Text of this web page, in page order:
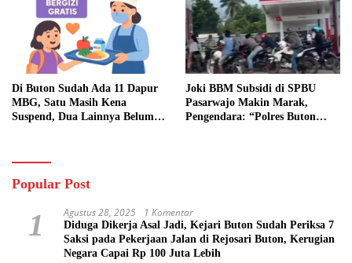
Di Buton Sudah Ada 11 Dapur
MBG, Satu Masih Kena
Suspend, Dua Lainnya Belum
Joki BBM Subsidi di SPBU
Pasarwajo Makin Marak,
Pengendara: “Polres Buton
Popular Post
1 Agustus 28, 2025 1 Komentar
Diduga Dikerja Asal Jadi, Kejari Buton Sudah Periksa 7
Saksi pada Pekerjaan Jalan di Rejosari Buton, Kerugian
Negara Capai Rp 100 Juta Lebih